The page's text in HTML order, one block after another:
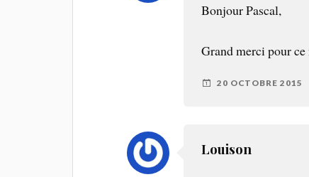
Bonjour Pascal,
Grand merci pour ce
20 OCTOBRE 2015
Louison